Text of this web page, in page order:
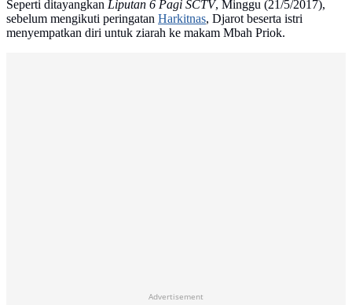
Seperti ditayangkan Liputan 6 Pagi SCTV, Minggu (21/5/2017),
sebelum mengikuti peringatan Harkitnas, Djarot beserta istri
menyempatkan diri untuk ziarah ke makam Mbah Priok.
Advertisement